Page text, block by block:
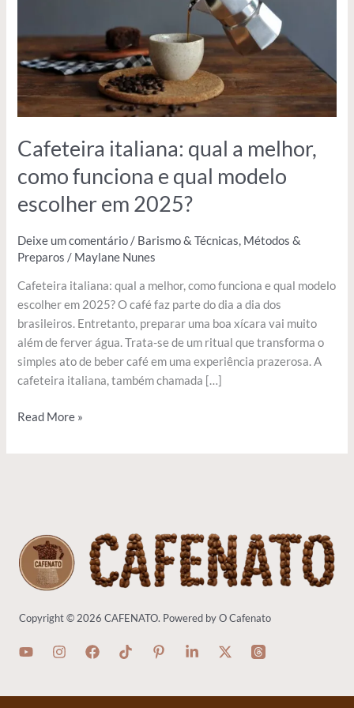
Cafeteira italiana: qual a melhor,
como funciona e qual modelo
escolher em 2025?
Deixe um comentário / Barismo & Técnicas, Métodos &
Preparos / Maylane Nunes
Cafeteira italiana: qual a melhor, como funciona e qual modelo
escolher em 2025? O café faz parte do dia a dia dos
brasileiros. Entretanto, preparar uma boa xícara vai muito
além de ferver água. Trata-se de um ritual que transforma o
simples ato de beber café em uma experiência prazerosa. A
cafeteira italiana, também chamada […]
e
qual
modelo
escolher
em
2025?
Read More »
Copyright © 2026 CAFENATO. Powered by O Cafenato